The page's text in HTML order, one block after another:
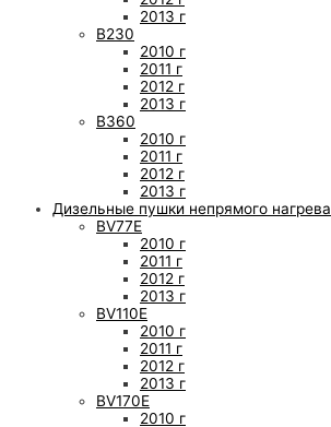
2013 г
B230
2010 г
2011 г
2012 г
2013 г
B360
2010 г
2011 г
2012 г
2013 г
Дизельные пушки непрямого нагрева
BV77E
2010 г
2011 г
2012 г
2013 г
BV110E
2010 г
2011 г
2012 г
2013 г
BV170E
2010 г